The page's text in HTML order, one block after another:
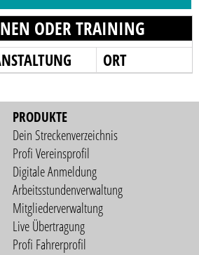
ODER TRAINING
ORT
PRODUKTE
Dein Streckenverzeichnis
Profi Vereinsprofil
Digitale Anmeldung
Arbeitsstundenverwaltung
Mitgliederverwaltung
Live Übertragung
Profi Fahrerprofil